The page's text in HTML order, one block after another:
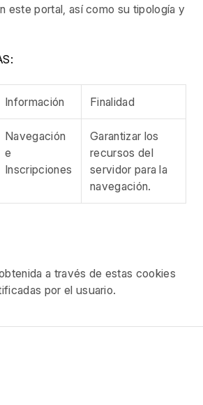
este portal, así como su tipología y
Información Finalidad
Navegación
e
Inscripciones
Garantizar los
recursos del
servidor para la
navegación.
a través de estas cookies
por el usuario.